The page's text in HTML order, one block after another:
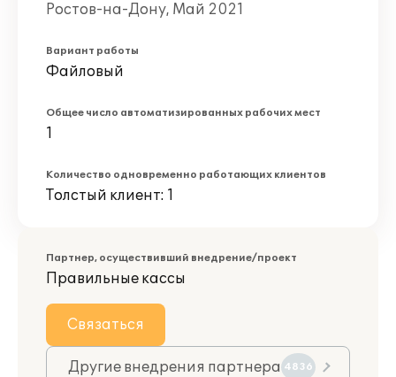
Ростов-на-Дону, Май 2021
Вариант работы
Файловый
Общее число автоматизированных рабочих мест
1
Количество одновременно работающих клиентов
Толстый клиент: 1
Партнер, осуществивший внедрение/проект
Правильные кассы
Связаться
Другие внедрения партнера 4836